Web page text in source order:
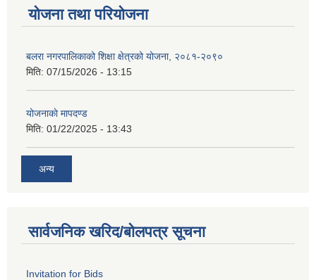
योजना तथा परियोजना
बलरा नगरपालिकाको शिक्षा क्षेत्रको योजना, २०८१-२०९०
मिति: 07/15/2026 - 13:15
योजनाकाे मापदण्ड
मिति: 01/22/2025 - 13:43
अन्य
सार्वजनिक खरिद/बोलपत्र सूचना
Invitation for Bids